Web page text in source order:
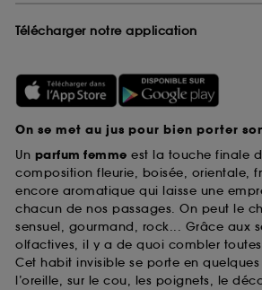
Télécharger notre application
On se met au jus pour bien porter
Un parfum femme est la touche finale
composition fleurie, boisée, orientale,
encore aromatique qui laisse une
chacun de nos passages. On peut le
sensuel, gourmand, rock... Grâce aux
olfactives, il y a de quoi combler
Cet habit invisible se porte en
l’oreille, sur le cou, les poignets, le